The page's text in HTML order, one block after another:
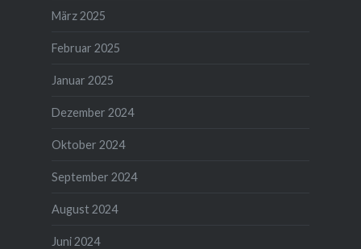
März 2025
Februar 2025
Januar 2025
Dezember 2024
Oktober 2024
September 2024
August 2024
Juni 2024